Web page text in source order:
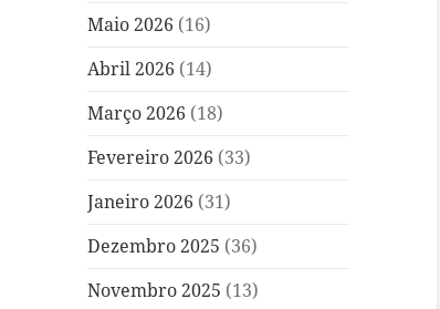
Maio 2026 (16)
Abril 2026 (14)
Março 2026 (18)
Fevereiro 2026 (33)
Janeiro 2026 (31)
Dezembro 2025 (36)
Novembro 2025 (13)